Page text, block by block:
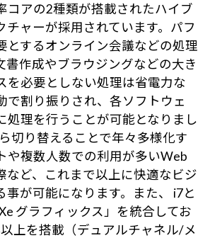
コアの2種類が搭載されたハイブ
チャーが採用されています。パフ
とするオンライン会議などの処理
書作成やブラウジングなどの大き
を必要としない処理は省電力な
で割り振りされ、各ソフトウェ
処理を行うことが可能となりまし
切り替えることで年々多様化す
や複数人数での利用が多いWeb
など、これまで以上に快適なビジ
事が可能になります。また、 i7と
グラフィックス」を統合してお
上を搭載（デュアルチャネル/メ